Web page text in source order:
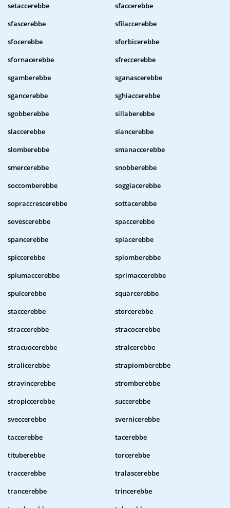
setaccerebbe
sfaccerebbe
sfascerebbe
sfilaccerebbe
sfocerebbe
sforbicerebbe
sfornacerebbe
sfreccerebbe
sgamberebbe
sganascerebbe
sgancerebbe
sghiaccerebbe
sgobberebbe
sillaberebbe
slaccerebbe
slancerebbe
slomberebbe
smanaccerebbe
smercerebbe
snobberebbe
soccomberebbe
soggiacerebbe
sopraccrescerebbe
sottacerebbe
sovescerebbe
spaccerebbe
spancerebbe
spiacerebbe
spiccerebbe
spiomberebbe
spiumaccerebbe
sprimaccerebbe
spulcerebbe
squarcerebbe
staccerebbe
storcerebbe
straccerebbe
stracocerebbe
stracuocerebbe
stralcerebbe
stralicerebbe
strapiomberebbe
stravincerebbe
stromberebbe
stropiccerebbe
succerebbe
sveccerebbe
svernicerebbe
taccerebbe
tacerebbe
tituberebbe
torcerebbe
traccerebbe
tralascerebbe
trancerebbe
trincerebbe